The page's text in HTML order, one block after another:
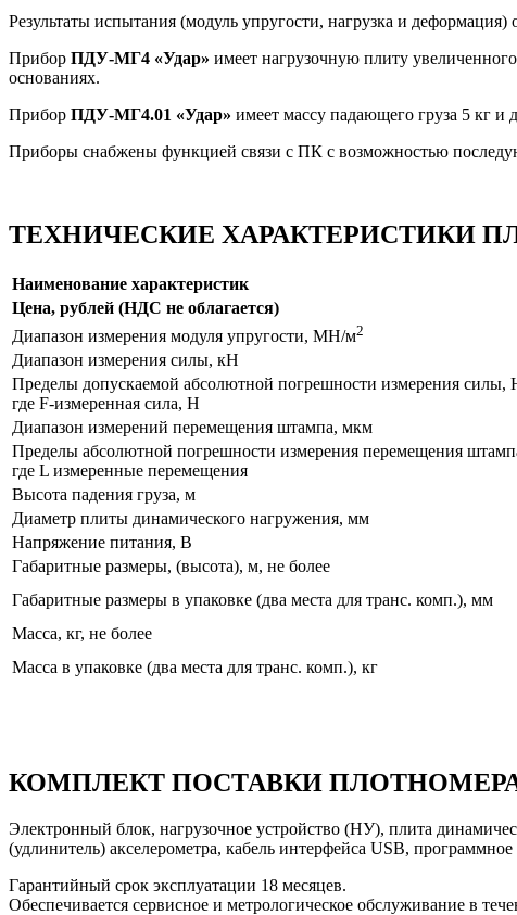
Результаты испытания (модуль упругости, нагрузка и
Прибор ПДУ-МГ4 «Удар» имеет нагрузочную плиту
основаниях.
Прибор ПДУ-МГ4.01 «Удар» имеет массу падающего груза 5 кг
Приборы снабжены функцией связи с ПК с возможностью
ТЕХНИЧЕСКИЕ ХАРАКТЕРИСТИКИ
Наименование характеристик
Цена, рублей (НДС не облагается)
Диапазон измерения модуля упругости, МН/м2
Диапазон измерения силы, кН
Пределы допускаемой абсолютной погрешности измерения силы,
где F-измеренная сила, H
Диапазон измерений перемещения штампа, мкм
Пределы абсолютной погрешности измерения перемещения
где L измеренные перемещения
Высота падения груза, м
Диаметр плиты динамического нагружения, мм
Напряжение питания, В
Габаритные размеры, (высота), м, не более
Габаритные размеры в упаковке (два места для транс. комп.), мм
Масса, кг, не более
Масса в упаковке (два места для транс. комп.), кг
КОМПЛЕКТ ПОСТАВКИ
Электронный блок, нагрузочное устройство (НУ), плита
(удлинитель) акселерометра, кабель интерфейса USB,
Гарантийный срок эксплуатации 18 месяцев.
Обеспечивается сервисное и метрологическое обслуживание в